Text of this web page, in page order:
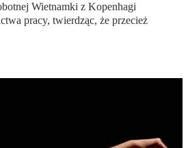
Wietnamki z Kopenhagi
pracy, twierdząc, że przecież